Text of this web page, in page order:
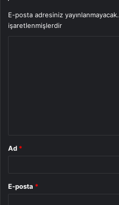
E-posta adresiniz yayınlanmayacak.
işaretlenmişlerdir
Ad *
E-posta *